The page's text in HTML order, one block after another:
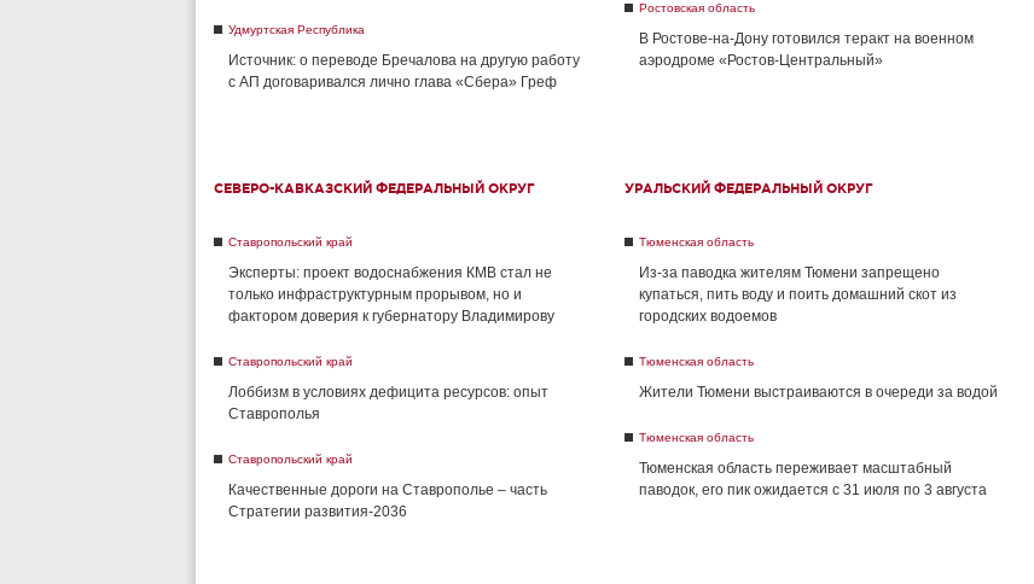
Удмуртская Республика
Источник: о переводе Бречалова на другую работу
с АП договаривался лично глава «Сбера» Греф
Ростовская область
В Ростове-на-Дону готовился теракт на военном
аэродроме «Ростов-Центральный»
СЕВЕРО-КАВКАЗСКИЙ ФЕДЕРАЛЬНЫЙ ОКРУГ
Ставропольский край
Эксперты: проект водоснабжения КМВ стал не
только инфраструктурным прорывом, но и
фактором доверия к губернатору Владимирову
Ставропольский край
Лоббизм в условиях дефицита ресурсов: опыт
Ставрополья
Ставропольский край
Качественные дороги на Ставрополье – часть
Стратегии развития-2036
УРАЛЬСКИЙ ФЕДЕРАЛЬНЫЙ ОКРУГ
Тюменская область
Из-за паводка жителям Тюмени запрещено
купаться, пить воду и поить домашний скот из
городских водоемов
Тюменская область
Жители Тюмени выстраиваются в очереди за водой
Тюменская область
Тюменская область переживает масштабный
паводок, его пик ожидается с 31 июля по 3 августа